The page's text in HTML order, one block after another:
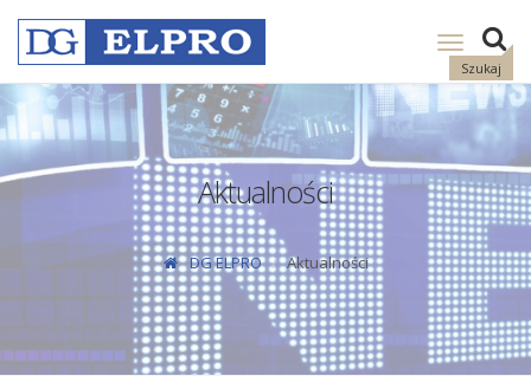
Szukaj
Pokaż
nawigację
Aktualności
DG ELPRO Aktualności